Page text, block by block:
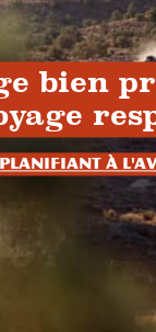
bien
à